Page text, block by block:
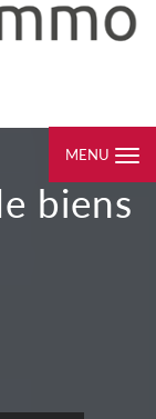
MENU
biens